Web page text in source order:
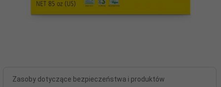
Zasoby dotyczące bezpieczeństwa i produktów